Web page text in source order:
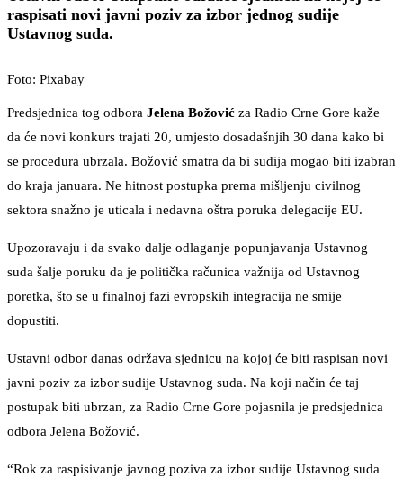
raspisati novi javni poziv za izbor jednog sudije
Ustavnog suda.
Foto: Pixabay
Predsjednica tog odbora Jelena Božović za Radio Crne Gore kaže
da će novi konkurs trajati 20, umjesto dosadašnjih 30 dana kako bi
se procedura ubrzala. Božović smatra da bi sudija mogao biti izabran
do kraja januara. Ne hitnost postupka prema mišljenju civilnog
sektora snažno je uticala i nedavna oštra poruka delegacije EU.
Upozoravaju i da svako dalje odlaganje popunjavanja Ustavnog
suda šalje poruku da je politička računica važnija od Ustavnog
poretka, što se u finalnoj fazi evropskih integracija ne smije
dopustiti.
Ustavni odbor danas održava sjednicu na kojoj će biti raspisan novi
javni poziv za izbor sudije Ustavnog suda. Na koji način će taj
postupak biti ubrzan, za Radio Crne Gore pojasnila je predsjednica
odbora Jelena Božović.
“Rok za raspisivanje javnog poziva za izbor sudije Ustavnog suda